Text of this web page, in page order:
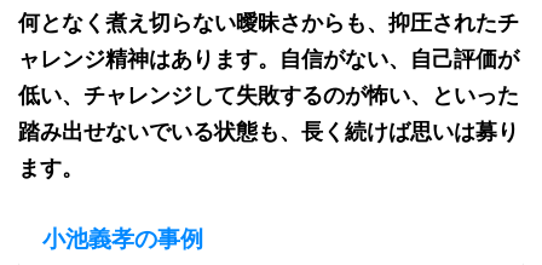
何となく煮え切らない曖昧さからも、抑圧されたチ
ャレンジ精神はあります。自信がない、自己評価が
低い、チャレンジして失敗するのが怖い、といった
踏み出せないでいる状態も、長く続けば思いは募り
ます。
小池義孝の事例